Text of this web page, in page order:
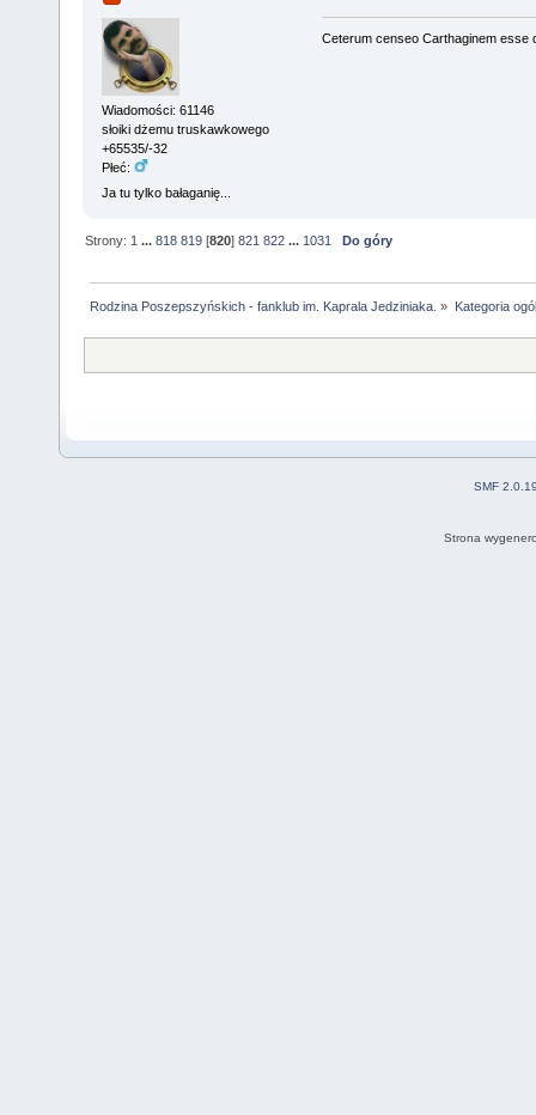
Wiadomości: 61146
słoiki dżemu truskawkowego
+65535/-32
Płeć:
Ja tu tylko bałaganię...
Ceterum censeo Carthaginem esse
Strony: 1 ...818 819 [820]821 822 ... 1031 Do góry
Rodzina Poszepszyńskich - fanklub im. Kaprala Jedziniaka. » Kategoria
SMF
Strona